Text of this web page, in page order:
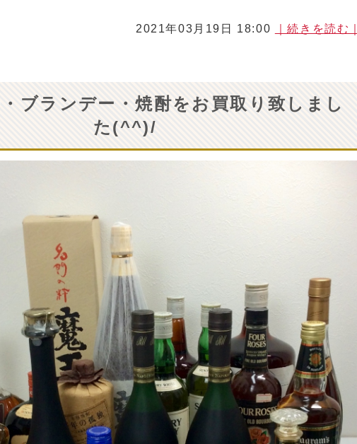
2021年03月19日 18:00 ｜続きを読む｜
ブランデー・焼酎をお買取り致しまし
た(^^)/